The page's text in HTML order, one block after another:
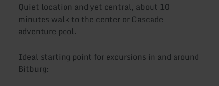
Quiet location and yet central, about 10
minutes walk to the center or Cascade
adventure pool.
Ideal starting point for excursions in and around
Bitburg: